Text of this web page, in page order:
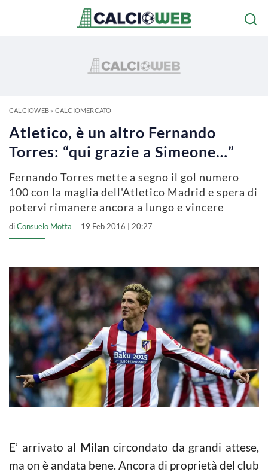
CALCIOWEB» CALCIOMERCATO
Atletico, è un altro Fernando
Torres: “qui grazie a Simeone…”
Fernando Torres mette a segno il gol numero
100 con la maglia dell'Atletico Madrid e spera di
potervi rimanere ancora a lungo e vincere
diConsuelo Motta 19 Feb 2016 | 20:27
E’ arrivato al Milan circondato da grandi attese,
ma on è andata bene. Ancora di proprietà del club